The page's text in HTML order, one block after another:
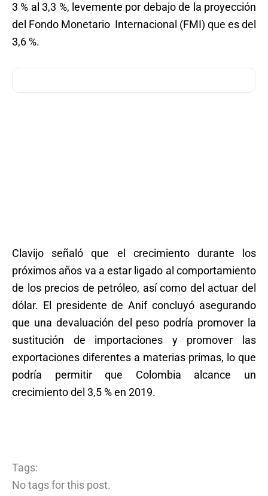
3 % al 3,3 %, levemente por debajo de la proyección
del Fondo Monetario Internacional (FMI) que es del
3,6 %.
Clavijo señaló que el crecimiento durante los
próximos años va a estar ligado al comportamiento
de los precios de petróleo, así como del actuar del
dólar. El presidente de Anif concluyó asegurando
que una devaluación del peso podría promover la
sustitución de importaciones y promover las
exportaciones diferentes a materias primas, lo que
podría permitir que Colombia alcance un
crecimiento del 3,5 % en 2019.
Tags:
No tags for this post.